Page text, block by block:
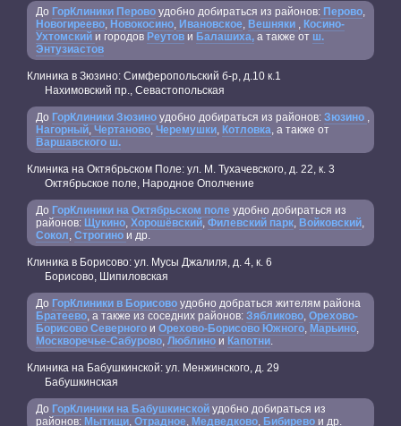
До ГорКлиники Перово удобно добираться из районов: Перово,
Новогиреево, Новокосино, Ивановское, Вешняки , Косино-
Ухтомский и городов Реутов и Балашиха, а также от ш.
Энтузиастов
Клиника в Зюзино: Симферопольский б-р, д.10 к.1
Нахимовский пр., Севастопольская
До ГорКлиники Зюзино удобно добираться из районов: Зюзино ,
Нагорный, Чертаново, Черемушки, Котловка, а также от
Варшавского ш.
Клиника на Октябрьском Поле: ул. М. Тухачевского, д. 22, к. 3
Октябрьское поле, Народное Ополчение
До ГорКлиники на Октябрьском поле удобно добираться из
районов: Щукино, Хорошёвский, Филевский парк, Войковский,
Сокол, Строгино и др.
Клиника в Борисово: ул. Мусы Джалиля, д. 4, к. 6
Борисово, Шипиловская
До ГорКлиники в Борисово удобно добраться жителям района
Братеево, а также из соседних районов: Зябликово, Орехово-
Борисово Северного и Орехово-Борисово Южного, Марьино,
Москворечье-Сабурово, Люблино и Капотни.
Клиника на Бабушкинской: ул. Менжинского, д. 29
Бабушкинская
До ГорКлиники на Бабушкинской удобно добираться из
районов: Мытищи, Отрадное, Медведково, Бибирево и др.